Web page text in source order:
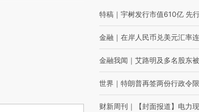
特稿 ｜ 宇树发行市值610亿 先
金融 ｜ 在岸人民币兑美元汇率
金融我闻 ｜ 艾路明及多名股东
世界 ｜ 特朗普再签两份行政令
财新周刊 ｜ 【封面报道】电力